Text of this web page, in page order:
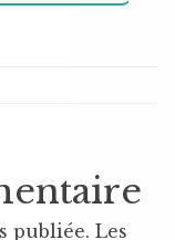
publiée. Les